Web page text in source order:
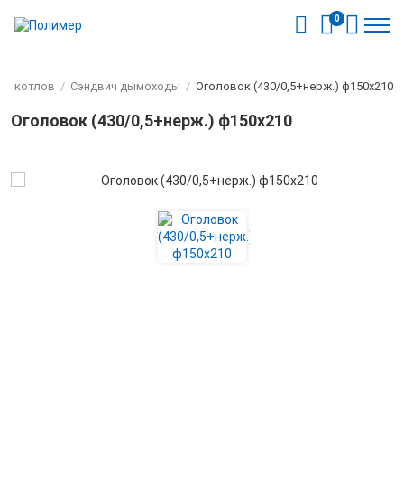
0
котлов / Cэндвич дымоходы / Оголовок (430/0,5+нерж.) ф150х210
Оголовок (430/0,5+нерж.) ф150х210